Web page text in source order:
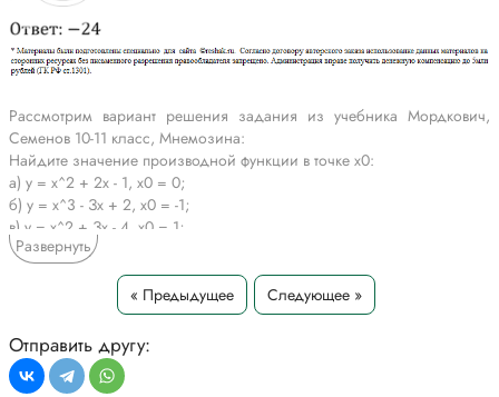
Рассмотрим вариант решения задания из учебника Мордкович,
Семенов 10-11 класс, Мнемозина:
Найдите значение производной функции в точке х0:
а) у = х^2 + 2x - 1, x0 = 0;
б) у = х^3 - Зx + 2, x0 = -1;
в) y = х^2 + Зx - 4, х0 = 1;
г) у = х^3 - 9x^2 + 7, x0 = 2.
*Текст задания приводится исключительно в образовательных целях
для более полного понимания решения.
Развернуть
« Предыдущее Следующее »
Отправить другу: